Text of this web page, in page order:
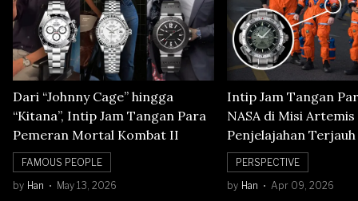
Dari “Johnny Cage” hingga
“Kitana”, Intip Jam Tangan Para
Pemeran Mortal Kombat II
FAMOUS PEOPLE
by Han May 13, 2026
Intip Jam Tangan
NASA di Misi
Penjelajahan
Orbit Bulan
PERSPECTIVE
by Han Apr 09, 2026